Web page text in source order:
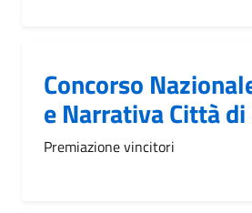
Concorso
e Narrativa Città
Premiazione vincitori